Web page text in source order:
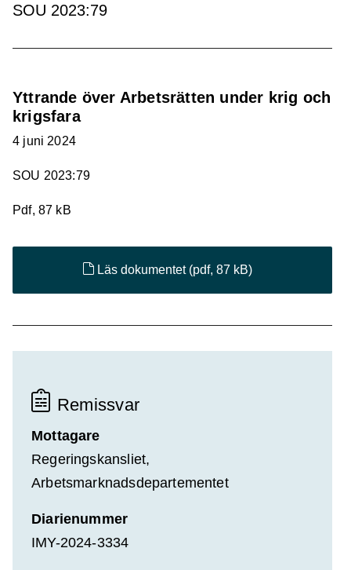
SOU 2023:79
Yttrande över Arbetsrätten under krig och
krigsfara
4 juni 2024
SOU 2023:79
Pdf, 87 kB
Läs dokumentet (pdf, 87 kB)
Remissvar
Mottagare
Regeringskansliet,
Arbetsmarknadsdepartementet
Diarienummer
IMY-2024-3334